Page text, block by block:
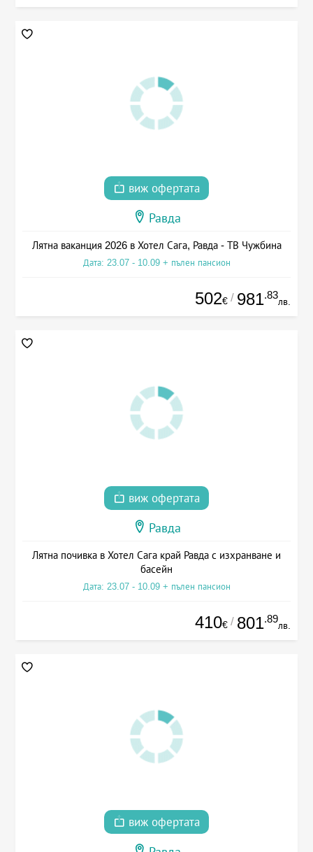
виж офертата
Равда
Лятна ваканция 2026 в Хотел Сага, Равда - ТВ Чужбина
Дата: 23.07 - 10.09 + пълен пансион
502€ / 981.83
лв.
виж офертата
Равда
Лятна почивка в Хотел Сага край Равда с изхранване и
басейн
Дата: 23.07 - 10.09 + пълен пансион
410€ / 801.89
лв.
виж офертата